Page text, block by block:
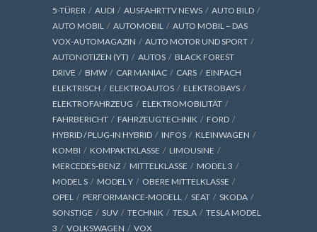
5-TÜRER AUDI AUSFAHRTTV NEWS
AUTO BILD
AUTO MOBIL
AUTOMOBIL
AUTO MOBIL – DAS
VOX-AUTOMAGAZIN
AUTO MOTOR UND SPORT
AUTONOTIZEN (YT)
AUTOS
BLACK FOREST
DRIVE
BMW CAR MANIAC CARS
EINFACH
ELEKTRISCH
ELEKTROAUTOS
ELEKTROBAYS
ELEKTROFAHRZEUG
ELEKTROMOBILITÄT
FAHRBERICHT
FAHRZEUGTECHNIK
FORD
HYBRID / PLUG-IN HYBRID
INFOS
KLEINWAGEN
KOMBI
KOMPAKTKLASSE
LIMOUSINE
MERCEDES-BENZ
MITTELKLASSE
MODEL 3
MODEL S
MODEL Y
OBERE MITTELKLASSE
OPEL
PERFORMANCE-MODELL SEAT
SKODA
SONSTIGE
SUV TECHNIK TESLA
TESLA MODEL
3
VOLKSWAGEN VOX